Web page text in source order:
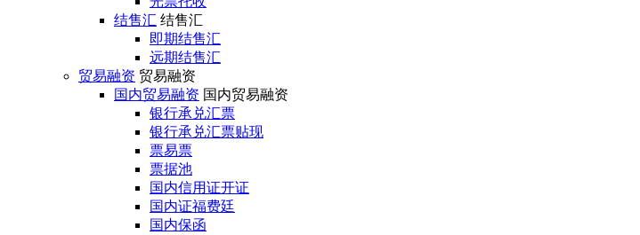
结售汇 结售汇
即期结售汇
远期结售汇
贸易融资 贸易融资
国内贸易融资 国内贸易融资
银行承兑汇票
银行承兑汇票贴现
票易票
票据池
国内信用证开证
国内证福费廷
国内保函